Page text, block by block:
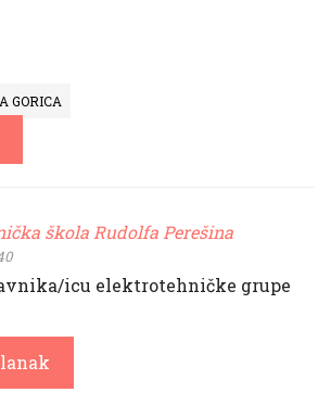
GORICA
škola Rudolfa Perešina
icu elektrotehničke grupe